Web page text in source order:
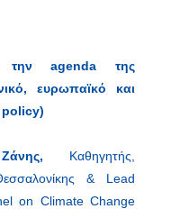
την agenda της
ευρωπαϊκό και
policy)
Ζάνης, Καθηγητής,
& Lead
on Climate Change